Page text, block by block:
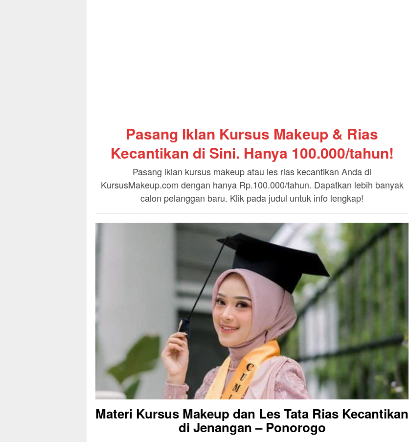
Pasang Iklan Kursus Makeup & Rias
Kecantikan di Sini. Hanya 100.000/tahun!
Pasang iklan kursus makeup atau les rias kecantikan Anda di
KursusMakeup.com dengan hanya Rp.100.000/tahun. Dapatkan lebih banyak
calon pelanggan baru. Klik pada judul untuk info lengkap!
Materi Kursus Makeup dan Les Tata Rias Kecantikan
di Jenangan – Ponorogo